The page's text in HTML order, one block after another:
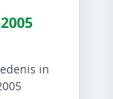
in